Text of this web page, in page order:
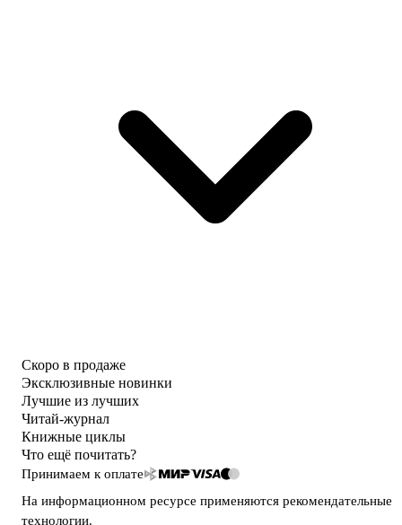
Скоро в продаже
Эксклюзивные новинки
Лучшие из лучших
Читай-журнал
Книжные циклы
Что ещё почитать?
Принимаем к оплате
На информационном ресурсе применяются рекомендательные
технологии.